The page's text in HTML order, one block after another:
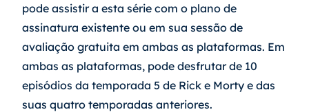
pode assistir a esta série com o plano de
assinatura existente ou em sua sessão de
avaliação gratuita em ambas as plataformas. Em
ambas as plataformas, pode desfrutar de 10
episódios da temporada 5 de Rick e Morty e das
suas quatro temporadas anteriores.